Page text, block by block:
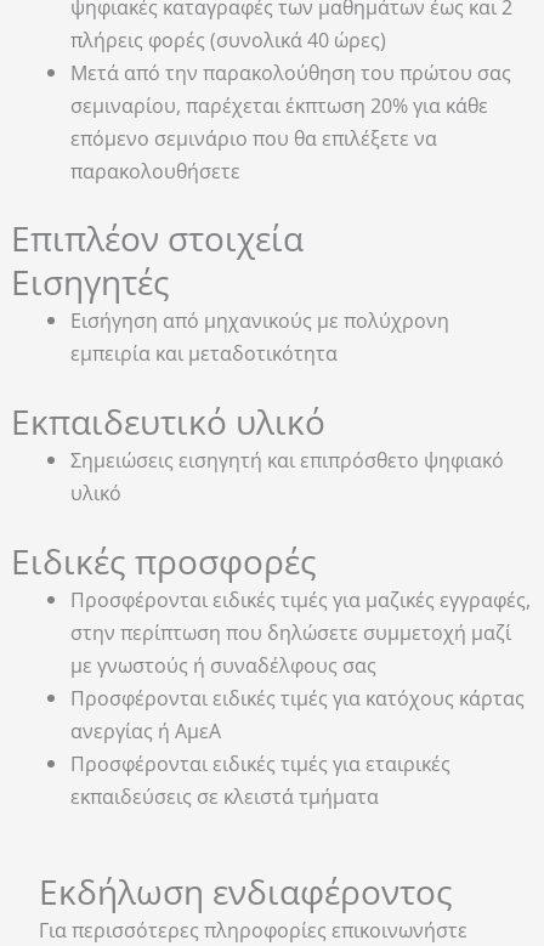
ψηφιακές καταγραφές των μαθημάτων έως και 2
πλήρεις φορές (συνολικά 40 ώρες)
Μετά από την παρακολούθηση του πρώτου σας
σεμιναρίου, παρέχεται έκπτωση 20% για κάθε
επόμενο σεμινάριο που θα επιλέξετε να
παρακολουθήσετε
Επιπλέον στοιχεία
Εισηγητές
Εισήγηση από μηχανικούς με πολύχρονη
εμπειρία και μεταδοτικότητα
Εκπαιδευτικό υλικό
Σημειώσεις εισηγητή και επιπρόσθετο ψηφιακό
υλικό
Ειδικές προσφορές
Προσφέρονται ειδικές τιμές για μαζικές εγγραφές,
στην περίπτωση που δηλώσετε συμμετοχή μαζί
με γνωστούς ή συναδέλφους σας
Προσφέρονται ειδικές τιμές για κατόχους κάρτας
ανεργίας ή ΑμεΑ
Προσφέρονται ειδικές τιμές για εταιρικές
εκπαιδεύσεις σε κλειστά τμήματα
Εκδήλωση ενδιαφέροντος
Για περισσότερες πληροφορίες επικοινωνήστε